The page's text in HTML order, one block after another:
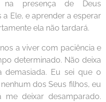
presença de Deus
Ele, e aprender a esperar
ela não tardará.
a viver com paciência e
determinado. Não deixa
demasiada. Eu sei que o
dos Seus filhos, eu
deixar desamparado.